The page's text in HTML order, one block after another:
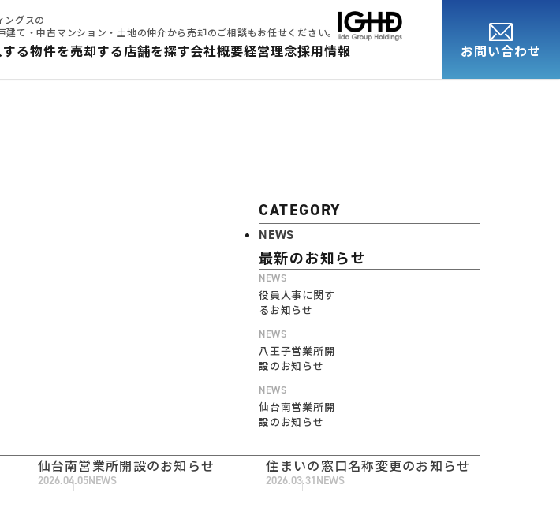
ングスの
建て・中古マンション・土地の仲介から売却のご相談もお任せください。
る物件を売却する店舗を探す会社概要経営理念採用情報 お問い合わせ
CATEGORY
NEWS
最新のお知らせ
NEWS
役員人事に関す
るお知らせ
NEWS
八王子営業所開
設のお知らせ
NEWS
仙台南営業所開
設のお知らせ
仙台南営業所開設のお知らせ
2026.04.05NEWS
住まいの窓口名称変更のお知らせ
2026.03.31NEWS